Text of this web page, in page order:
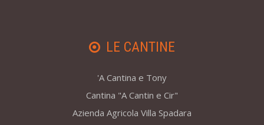
LE CANTINE
'A Cantina e Tony
Cantina "A Cantin e Cir"
Azienda Agricola Villa Spadara